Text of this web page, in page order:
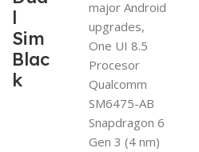
l
Sim
Blac
k
major Android
upgrades,
One UI 8.5
Procesor
Qualcomm
SM6475-AB
Snapdragon 6
Gen 3 (4 nm)